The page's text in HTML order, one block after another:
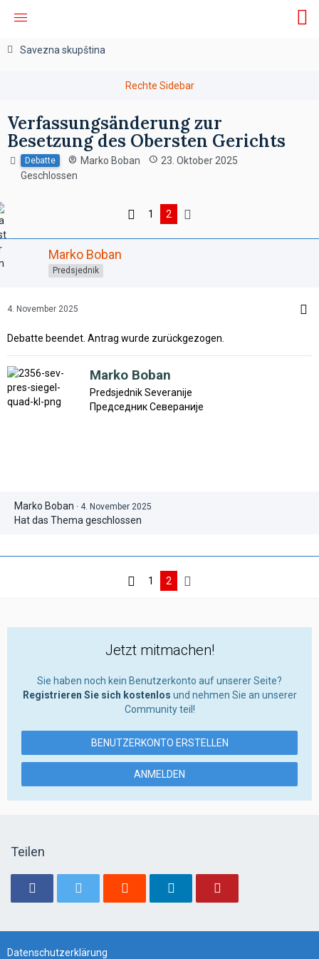
Savezna skupština
Verfassungsänderung zur
Besetzung des Obersten Gerichts
Debatte Marko Boban
23. Oktober 2025
Geschlossen
1 2
Marko Boban
Predsjednik
4. November 2025
Debatte beendet. Antrag wurde zurückgezogen.
Marko Boban
Predsjednik Severanije
Председник Севераније
Marko Boban 4. November 2025
Hat das Thema geschlossen
1 2
Jetzt mitmachen!
Sie haben noch kein Benutzerkonto auf unserer Seite?
Registrieren Sie sich kostenlos und nehmen Sie an unserer
Community teil!
BENUTZERKONTO ERSTELLEN
ANMELDEN
Teilen
Datenschutzerklärung